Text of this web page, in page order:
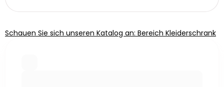
Schauen Sie sich unseren Katalog an: Bereich Kleiderschrank